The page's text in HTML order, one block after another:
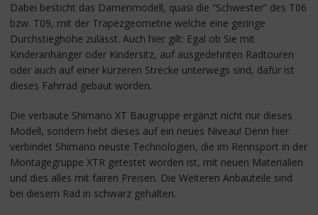
Dabei besticht das Damenmodell, quasi die “Schwester” des T06
bzw. T09, mit der Trapezgeometrie welche eine geringe
Durchstieghöhe zulässt. Auch hier gilt: Egal ob Sie mit
Kinderanhänger oder Kindersitz, auf ausgedehnten Radtouren
oder auch auf einer kürzeren Strecke unterwegs sind, dafür ist
dieses Fahrrad gebaut worden.
Die verbaute Shimano XT Baugruppe ergänzt nicht nur dieses
Modell, sondern hebt dieses auf ein neues Niveau! Denn hier
verbindet Shimano neuste Technologien, die im Rennsport in der
Montagegruppe XTR getestet worden ist, mit neuen Materialien
und dies alles mit fairen Preisen. Die Weiteren Anbauteile sind
bei diesem Rad in schwarz gehalten.